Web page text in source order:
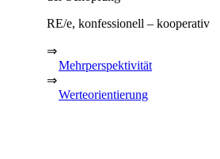
RE/e, konfessionell – kooperativ
⇒
Mehrperspektivität
⇒
Werteorientierung